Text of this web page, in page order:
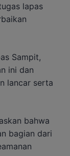
lapas
Sampit,
ini dan
lancar serta
bahwa
bagian dari